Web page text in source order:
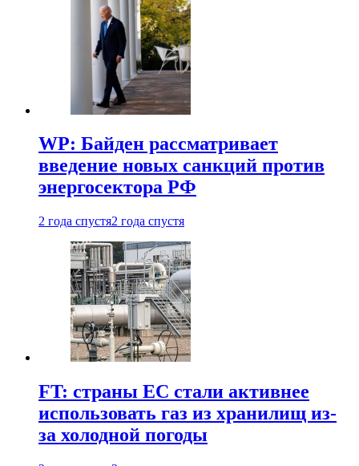
WP: Байден рассматривает
введение новых санкций против
энергосектора РФ
2 года спустя2 года спустя
FT: страны ЕС стали активнее
использовать газ из хранилищ из-
за холодной погоды